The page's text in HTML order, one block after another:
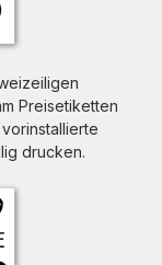
Preisetiketten
drucken.